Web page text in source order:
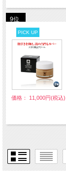
9位
PICK UP
価格： 11,000円(税込)